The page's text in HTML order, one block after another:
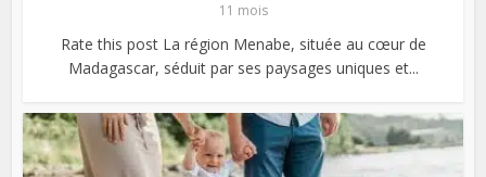
11 mois
Rate this post La région Menabe, située au cœur de
Madagascar, séduit par ses paysages uniques et...